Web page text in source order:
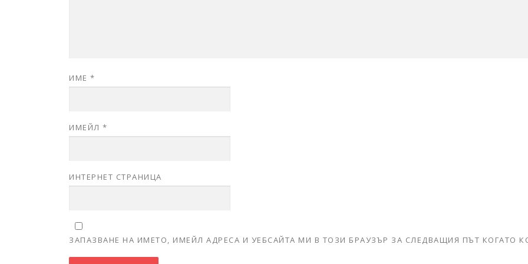
ИМЕ *
ИМЕЙЛ *
ИНТЕРНЕТ СТРАНИЦА
ЗАПАЗВАНЕ НА ИМЕТО, ИМЕЙЛ АДРЕСА И УЕБСАЙТА МИ В ТОЗИ БРАУЗЪР ЗА СЛЕДВАЩИЯ ПЪТ КОГАТО